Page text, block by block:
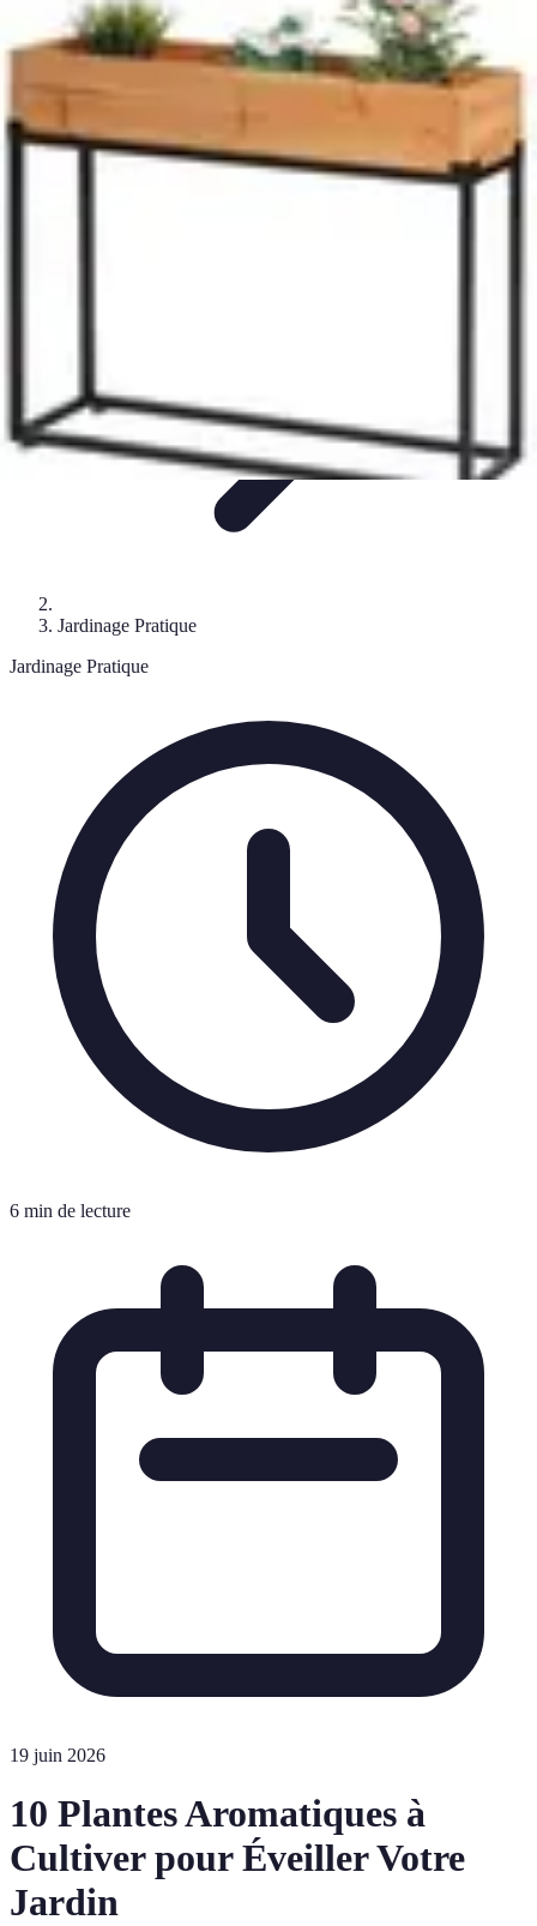
Passion Jardinage
Biodiversité Jardinage PotagerPlantes et ÉcologieChoix des
Conseils de Jardinage
Passion Jardinage
Jardinage Pratique
Jardinage Pratique
6 min de lecture
19 juin 2026
10 Plantes Aromatiques à
Cultiver pour Éveiller Votre
Jardin